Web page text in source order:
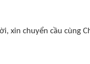
xin chuyển cầu cùng